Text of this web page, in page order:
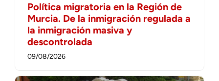
Política migratoria en la Región de
Murcia. De la inmigración regulada a
la inmigración masiva y
descontrolada
09/08/2026